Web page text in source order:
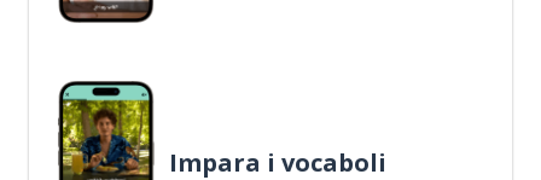
Impara i vocaboli